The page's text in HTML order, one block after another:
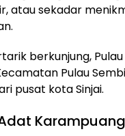
atau sekadar
berkunjung,
Pulau
pusat kota Sinjai.
Karampuang